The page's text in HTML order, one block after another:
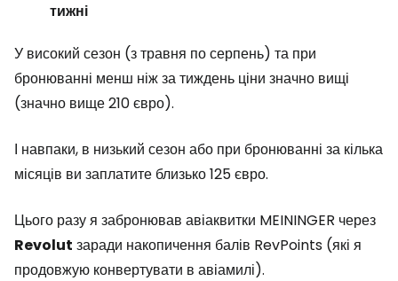
тижні
У високий сезон (з травня по серпень) та при
бронюванні менш ніж за тиждень ціни значно вищі
(значно вище 210 євро).
І навпаки, в низький сезон або при бронюванні за кілька
місяців ви заплатите близько 125 євро.
Цього разу я забронював авіаквитки MEININGER через
Revolut заради накопичення балів RevPoints (які я
продовжую конвертувати в авіамилі).